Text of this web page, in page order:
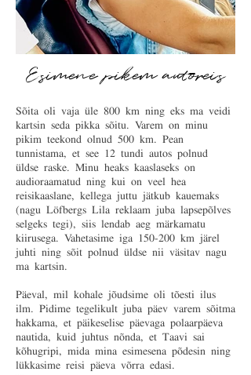
Esimene pikem autoreis
Sõita oli vaja üle 800 km ning eks ma veidi
kartsin seda pikka sõitu. Varem on minu
pikim teekond olnud 500 km. Pean
tunnistama, et see 12 tundi autos polnud
üldse raske. Minu heaks kaaslaseks on
audioraamatud ning kui on veel hea
reisikaaslane, kellega juttu jätkub kauemaks
(nagu Löfbergs Lila reklaam juba lapsepõlves
selgeks tegi), siis lendab aeg märkamatu
kiirusega. Vahetasime iga 150-200 km järel
juhti ning sõit polnud üldse nii väsitav nagu
ma kartsin.
Päeval, mil kohale jõudsime oli tõesti ilus
ilm. Pidime tegelikult juba päev varem sõitma
hakkama, et päikeselise päevaga polaarpäeva
nautida, kuid juhtus nõnda, et Taavi sai
kõhugripi, mida mina esimesena põdesin ning
lükkasime reisi päeva võrra edasi.